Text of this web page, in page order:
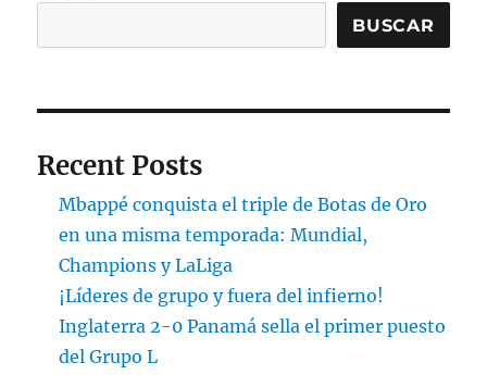
BUSCAR
Recent Posts
Mbappé conquista el triple de Botas de Oro
en una misma temporada: Mundial,
Champions y LaLiga
¡Líderes de grupo y fuera del infierno!
Inglaterra 2-0 Panamá sella el primer puesto
del Grupo L